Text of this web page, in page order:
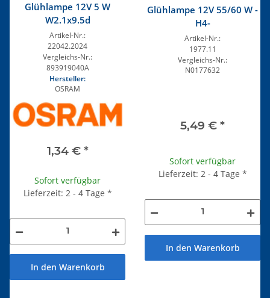
Glühlampe 12V 5 W
W2.1x9.5d
Artikel-Nr.:
22042.2024
Vergleichs-Nr.:
893919040A
Hersteller:
OSRAM
1,34 € *
Sofort verfügbar
Lieferzeit: 2 - 4 Tage *
In den Warenkorb
Glühlampe 12V 55/60 W -
H4-
Artikel-Nr.:
1977.11
Vergleichs-Nr.:
N0177632
5,49 € *
Sofort verfügbar
Lieferzeit: 2 - 4 Tage *
In den Warenkorb